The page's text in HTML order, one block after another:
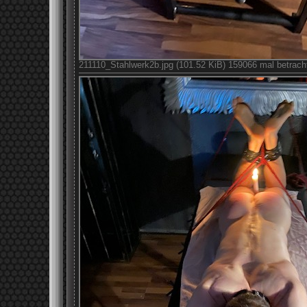
211110_Stahlwerk2b.jpg (101.52 KiB) 159066 mal